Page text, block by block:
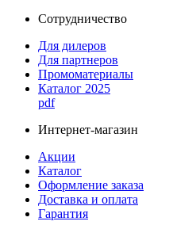
Сотрудничество
Для дилеров
Для партнеров
Промоматериалы
Каталог 2025
pdf
Интернет-магазин
Акции
Каталог
Оформление заказа
Доставка и оплата
Гарантия